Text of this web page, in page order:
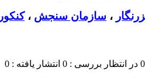
، سازمان سنجش ،
در انتظار بررسی : 0 انتشار یافته : 0